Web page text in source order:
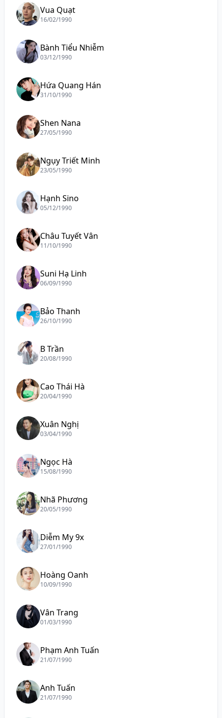
Vua Quạt
16/02/1990
Bành Tiểu Nhiễm
03/12/1990
Hứa Quang Hán
31/10/1990
Shen Nana
27/05/1990
Ngụy Triết Minh
23/05/1990
Hạnh Sino
05/12/1990
Châu Tuyết Vân
11/10/1990
Suni Hạ Linh
06/09/1990
Bảo Thanh
26/10/1990
B Trần
20/08/1990
Cao Thái Hà
20/04/1990
Xuân Nghị
03/04/1990
Ngọc Hà
15/08/1990
Nhã Phương
20/05/1990
Diễm My 9x
27/01/1990
Hoàng Oanh
10/09/1990
Vân Trang
01/03/1990
Phạm Anh Tuấn
21/07/1990
Anh Tuấn
21/07/1990